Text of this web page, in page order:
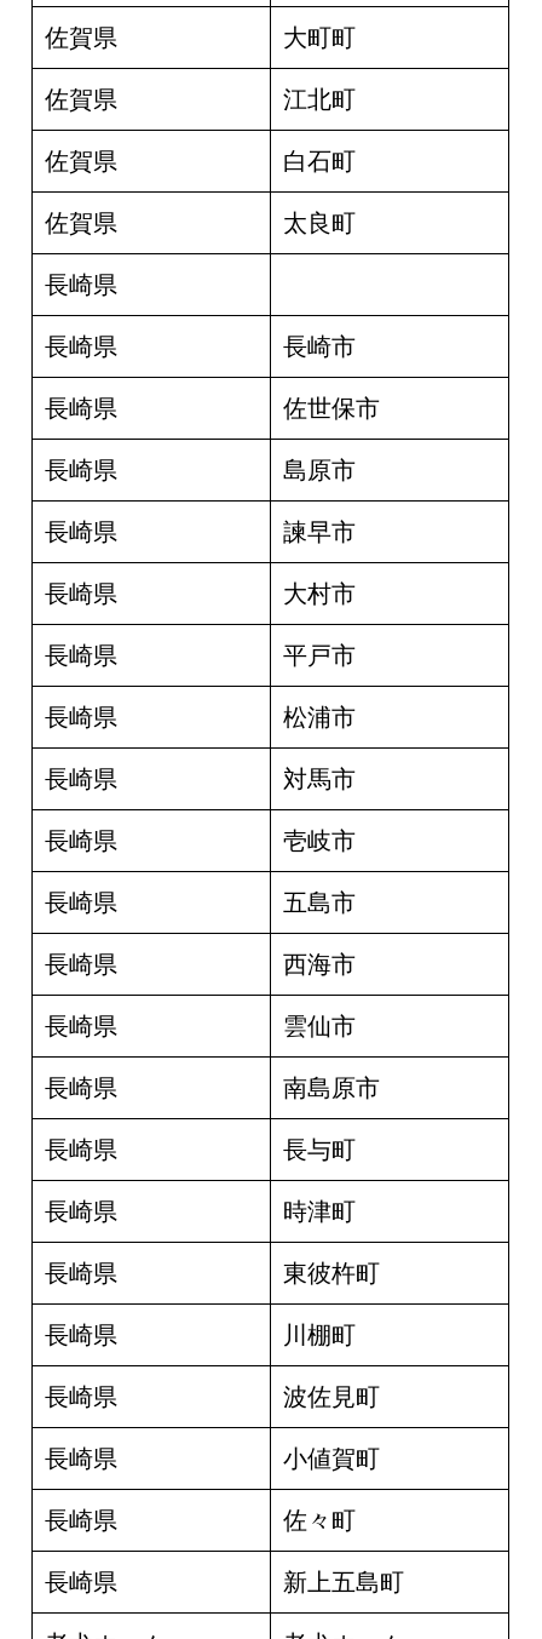
佐賀県 大町町
佐賀県 江北町
佐賀県 白石町
佐賀県 太良町
長崎県
長崎県 長崎市
長崎県 佐世保市
長崎県 島原市
長崎県 諫早市
長崎県 大村市
長崎県 平戸市
長崎県 松浦市
長崎県 対馬市
長崎県 壱岐市
長崎県 五島市
長崎県 西海市
長崎県 雲仙市
長崎県 南島原市
長崎県 長与町
長崎県 時津町
長崎県 東彼杵町
長崎県 川棚町
長崎県 波佐見町
長崎県 小値賀町
長崎県 佐々町
長崎県 新上五島町